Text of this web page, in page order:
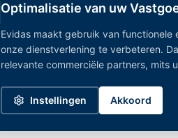
Alle
Privacy
Optimalisatie van uw
Evidas maakt gebruik van functionele
onze dienstverlening te verbeteren.
relevante commerciële partners, mits
Instellingen Akkoord